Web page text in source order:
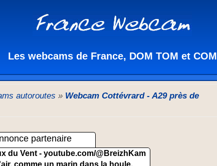
Les webcams de France, DOM TOM et COM
autoroutes » Webcam Cottévrard - A29 près de
partenaire
du Vent - youtube.com/@BreizhKam
comme un marin dans la houle.